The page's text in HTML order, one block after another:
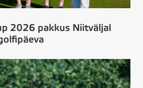
2026 pakkus Niitväljal